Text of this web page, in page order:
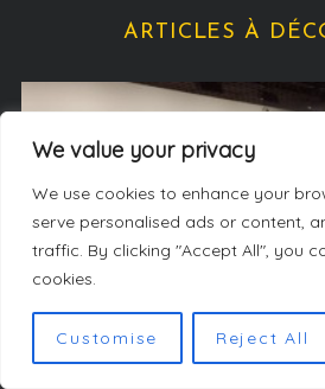
We value your privacy
We use cookies to enhance your
serve personalised ads or content,
traffic. By clicking "Accept All", you
cookies.
Customise Reject All
ARTICLES À